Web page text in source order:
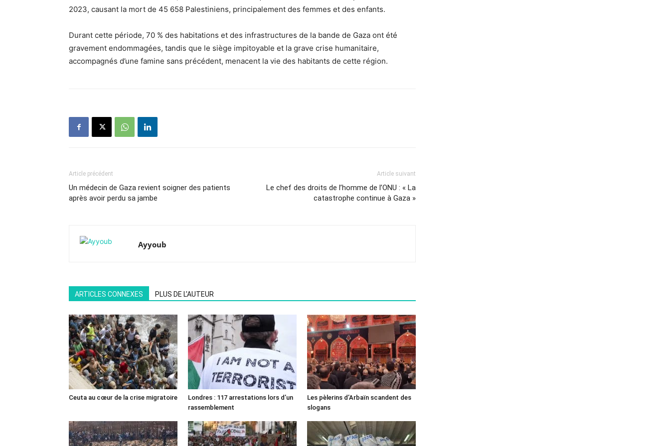
2023, causant la mort de 45 658 Palestiniens, principalement des femmes et des enfants.
Durant cette période, 70 % des habitations et des infrastructures de la bande de Gaza ont été
gravement endommagées, tandis que le siège impitoyable et la grave crise humanitaire,
accompagnés d’une famine sans précédent, menacent la vie des habitants de cette région.
Article précédent
Un médecin de Gaza revient soigner des patients
après avoir perdu sa jambe
Article suivant
Le chef des droits de l’homme de l’ONU : « La
catastrophe continue à Gaza »
Ayyoub
ARTICLES CONNEXES PLUS DE L'AUTEUR
Ceuta au cœur de la crise migratoire
Londres : 117 arrestations lors d’un
rassemblement
Les pèlerins d’Arbaïn scandent des
slogans